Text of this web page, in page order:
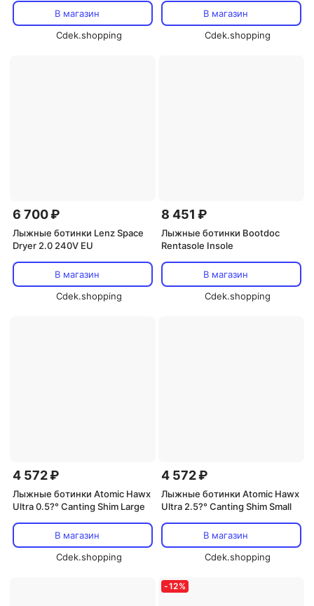
В магазин
Cdek.shopping
В магазин
Cdek.shopping
6 700 ₽
Лыжные ботинки Lenz Space
Dryer 2.0 240V EU
В магазин
Cdek.shopping
8 451 ₽
Лыжные ботинки Bootdoc
Rentasole Insole
В магазин
Cdek.shopping
4 572 ₽
Лыжные ботинки Atomic Hawx
Ultra 0.5?° Canting Shim Large
В магазин
Cdek.shopping
4 572 ₽
Лыжные ботинки Atomic Hawx
Ultra 2.5?° Canting Shim Small
В магазин
Cdek.shopping
-12%